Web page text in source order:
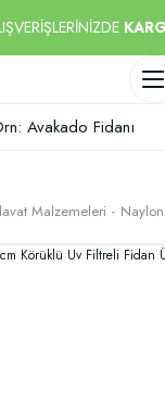
Malzemeleri